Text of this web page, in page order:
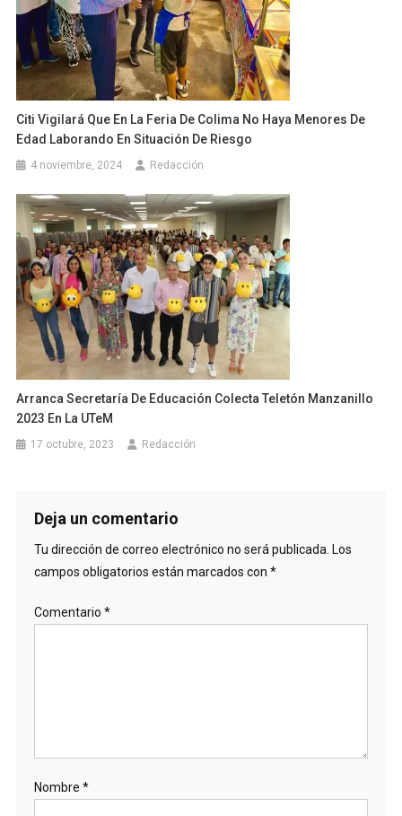
Citi Vigilará Que En La Feria De Colima No Haya Menores De
Edad Laborando En Situación De Riesgo
4 noviembre, 2024 Redacción
Arranca Secretaría De Educación Colecta Teletón Manzanillo
2023 En La UTeM
17 octubre, 2023 Redacción
Deja un comentario
Tu dirección de correo electrónico no será publicada. Los
campos obligatorios están marcados con *
Comentario *
Nombre *